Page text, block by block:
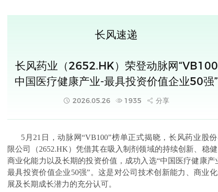
长风速递
长风药业（2652.HK）荣登动脉网“VB100
中国医疗健康产业-最具投资价值企业50强”
2026.05.26 1935 分享
5月21日，动脉网“VB100”榜单正式揭晓，长风药业股
限公司（2652.HK）凭借其在吸入制剂领域的持续创新、稳
商业化能力以及长期的投资价值，成功入选“中国医疗健康产
最具投资价值企业50强”。这是对公司技术创新能力、商业
展及长期成长潜力的充分认可。